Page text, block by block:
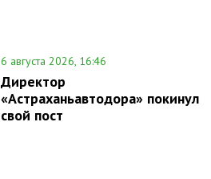
6 августа 2026, 16:46
Директор
«Астраханьавтодора» покинул
свой пост